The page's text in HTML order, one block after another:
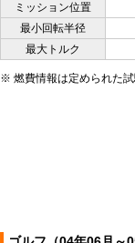
ミッション位置
最小回転半径
最大トルク
※ 燃費情報は定められた試